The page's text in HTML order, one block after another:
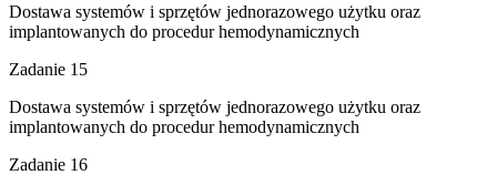
Dostawa systemów i sprzętów jednorazowego użytku oraz
implantowanych do procedur hemodynamicznych
Zadanie 15
Dostawa systemów i sprzętów jednorazowego użytku oraz
implantowanych do procedur hemodynamicznych
Zadanie 16